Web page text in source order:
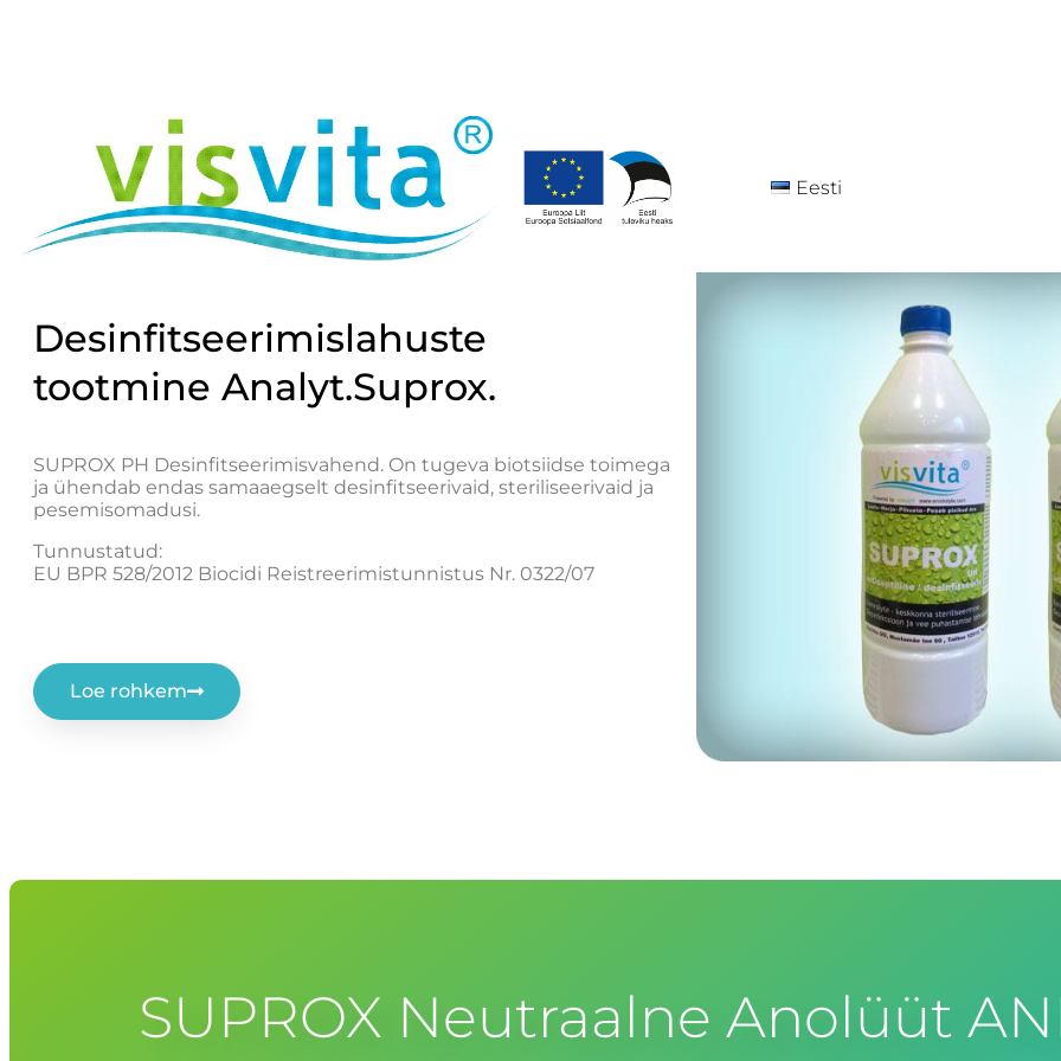
Eesti
Desinfitseerimislahuste
tootmine Analyt.Suprox.
SUPROX PH Desinfitseerimisvahend. On tugeva biotsiidse toimega
ja ühendab endas samaaegselt desinfitseerivaid, steriliseerivaid ja
pesemisomadusi.
Tunnustatud:
EU BPR 528/2012 Biocidi Reistreerimistunnistus Nr. 0322/07
Loe rohkem
SUPROX Neutraalne Anolüüt